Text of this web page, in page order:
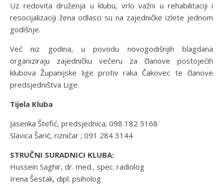
Uz redovita druženja u klubu, vrlo važni u rehabilitaciji i
resocijalizaciji žena odlasci su na zajedničke izlete jednom
godišnje.
Već niz godina, u povodu novogodišnjih blagdana
organiziraju zajedničku večeru za članove postojećih
klubova Županijske lige protiv raka Čakovec te članove
predsjedništva Lige.
Tijela Kluba
Jasenka Štefić, predsjednica; 098 182 5168
Slavica Šarić, rizničar ; 091 284 3144
STRUČNI SURADNICI KLUBA:
Hussein Saghir, dr. med., spec. radiolog
Irena Šestak, dipl. psiholog